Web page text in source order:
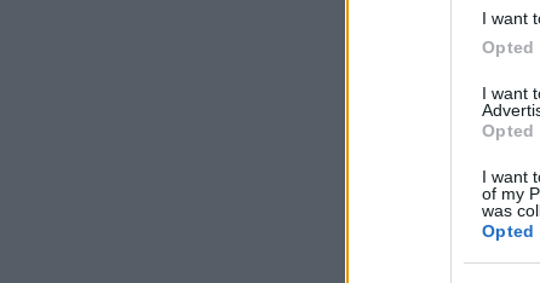
I want
Opted
I want
Opted
I want
of my
was
Opted